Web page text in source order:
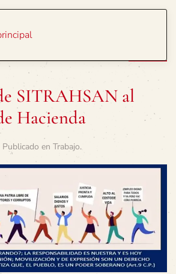
SITRAHSAN al
Hacienda
Publicado en Trabajo.